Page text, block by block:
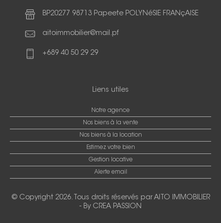
BP20277 98713 Papeete POLYNéSIE FRANçAISE
aitoimmobilier@mail.pf
+689 40 50 29 29
Liens utiles
Notre agence
Nos biens à la vente
Nos biens à la location
Estimez votre bien
Gestion locative
Alerte email
© Copyright 2026. Tous droits réservés parAITO IMMOBILIER
- By CREA PASSION